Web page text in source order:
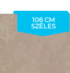
106 CM
SZÉLES